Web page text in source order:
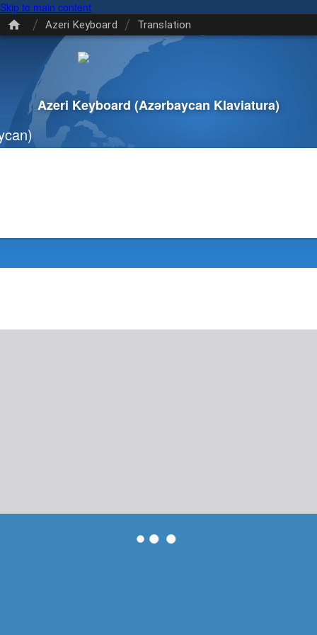
Skip to main content
/ Azeri Keyboard / Translation
Azeri Keyboard (Azərbaycan Klaviatura)